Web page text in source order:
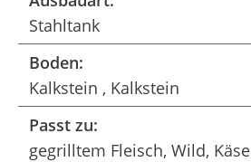
Stahltank
Boden:
Kalkstein , Kalkstein
Passt zu:
gegrilltem Fleisch, Wild, Käse